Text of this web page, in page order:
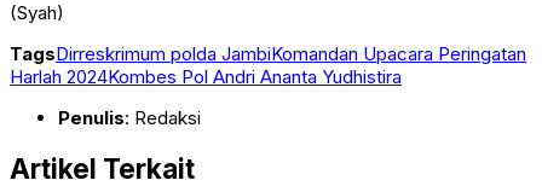
(Syah)
TagsDirreskrimum polda JambiKomandan Upacara Peringatan
Harlah 2024Kombes Pol Andri Ananta Yudhistira
Penulis: Redaksi
Artikel Terkait